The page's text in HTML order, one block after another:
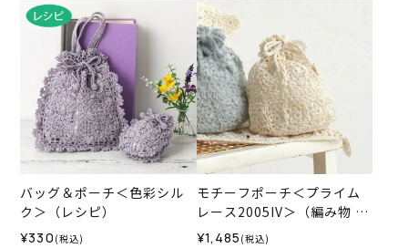
バッグ＆ポーチ＜色彩シル
ク＞（レシピ）
¥330 (税込)
モチーフポーチ＜プライム
レース2005IV＞（編み物 材
料セット）
¥1,485 (税込)